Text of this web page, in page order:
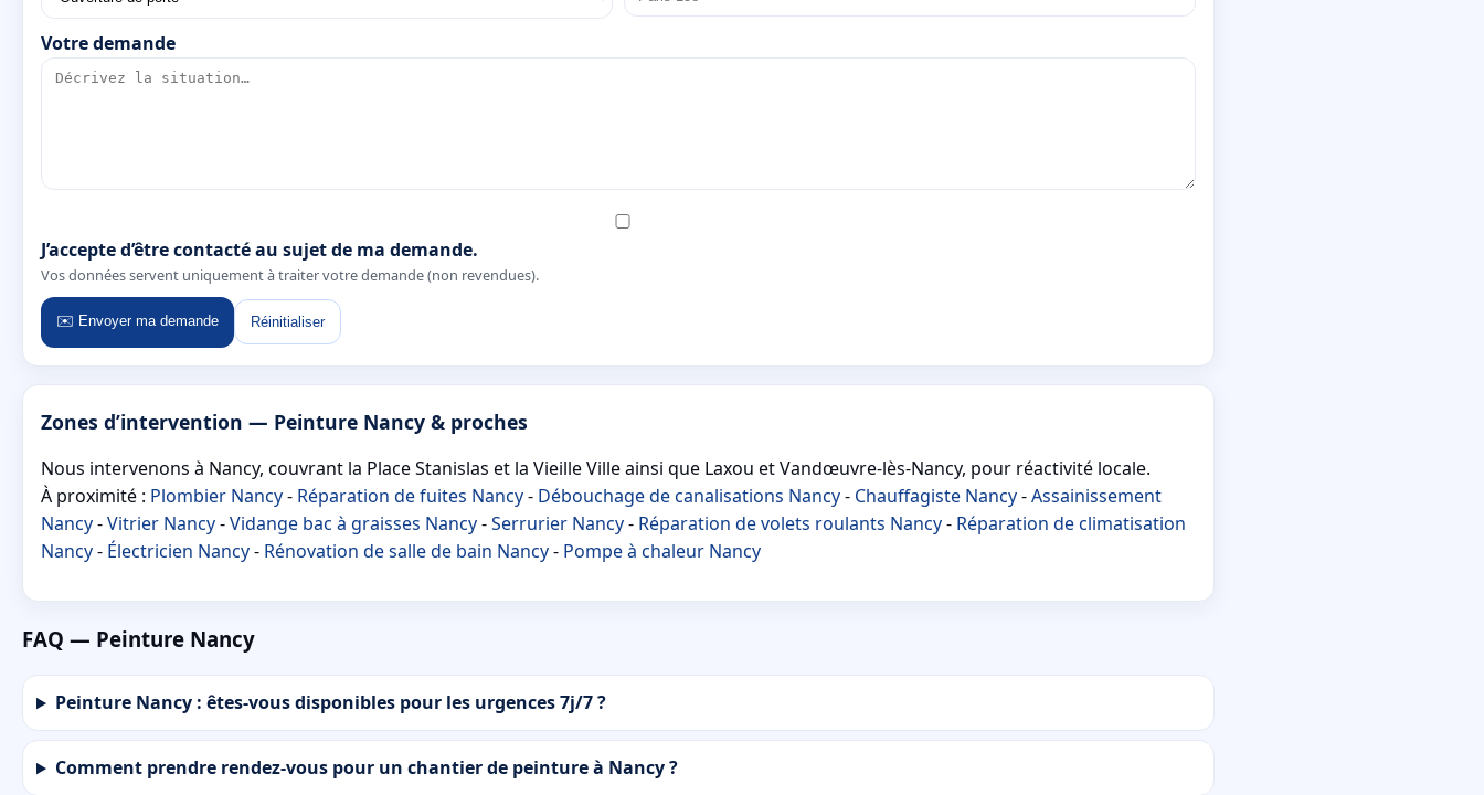
Votre demande
J’accepte d’être contacté au sujet de ma demande.
Vos données servent uniquement à traiter votre demande (non revendues).
✉️ Envoyer ma demande Réinitialiser
Zones d’intervention — Peinture Nancy & proches
Nous intervenons à Nancy, couvrant la Place Stanislas et la Vieille Ville ainsi que Laxou et Vandœuvre-lès-Nancy, pour réactivité locale.
À proximité : Plombier Nancy- Réparation de fuites Nancy- Débouchage de canalisations Nancy- Chauffagiste Nancy-Assainissement
Nancy-Vitrier Nancy-Vidange bac à graisses Nancy-Serrurier Nancy- Réparation de volets roulants Nancy- Réparation de climatisation
Nancy- Électricien Nancy- Rénovation de salle de bain Nancy- Pompe à chaleur Nancy
FAQ — Peinture Nancy
Peinture Nancy : êtes-vous disponibles pour les urgences 7j/7 ?
Comment prendre rendez-vous pour un chantier de peinture à Nancy ?